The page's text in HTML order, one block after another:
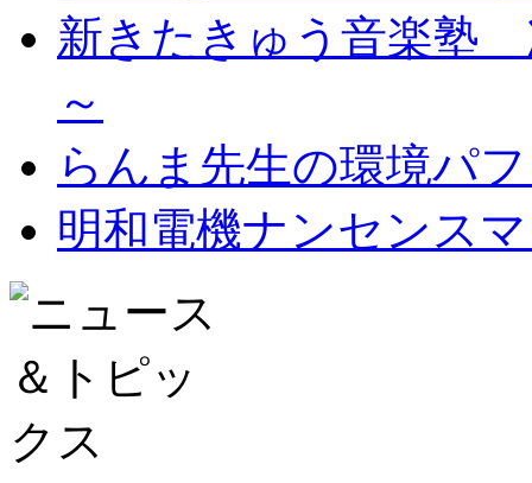
新きたきゅう音楽塾
～
らんま先生の環境パ
明和電機ナンセンス